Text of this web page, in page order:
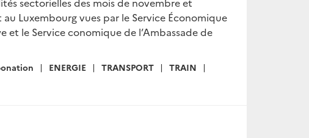
Luxembourg vues par le Service Économique
et le Service conomique de l’Ambassade de
ENERGIE TRANSPORT
TRAIN